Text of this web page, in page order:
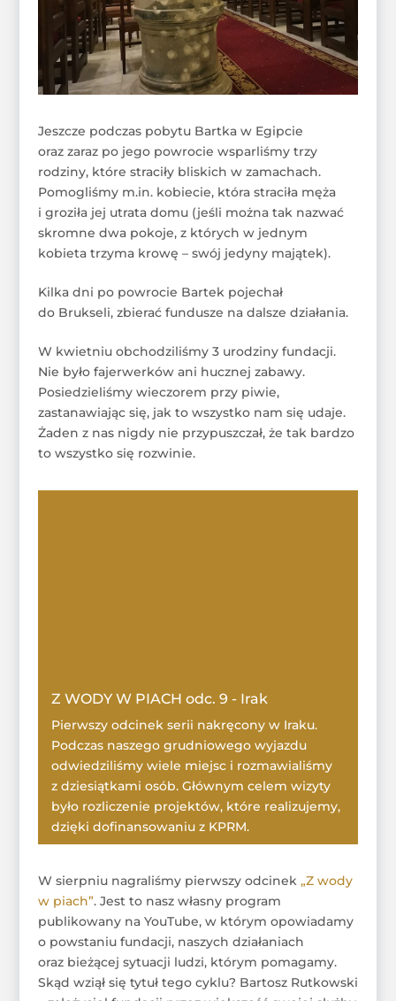
Jeszcze podczas pobytu Bartka w Egipcie
oraz zaraz po jego powrocie wsparliśmy trzy
rodziny, które straciły bliskich w zamachach.
Pomogliśmy m.in. kobiecie, która straciła męża
i groziła jej utrata domu (jeśli można tak nazwać
skromne dwa pokoje, z których w jednym
kobieta trzyma krowę – swój jedyny majątek).
Kilka dni po powrocie Bartek pojechał
do Brukseli, zbierać fundusze na dalsze działania.
W kwietniu obchodziliśmy 3 urodziny fundacji.
Nie było fajerwerków ani hucznej zabawy.
Posiedzieliśmy wieczorem przy piwie,
zastanawiając się, jak to wszystko nam się udaje.
Żaden z nas nigdy nie przypuszczał, że tak bardzo
to wszystko się rozwinie.
Z WODY W PIACH odc. 9 - Irak
Pierwszy odcinek serii nakręcony w Iraku.
Podczas naszego grudniowego wyjazdu
odwiedziliśmy wiele miejsc i rozmawialiśmy
z dziesiątkami osób. Głównym celem wizyty
było rozliczenie projektów, które realizujemy,
dzięki dofinansowaniu z KPRM.
OGLĄDAJ
W sierpniu nagraliśmy pierwszy odcinek „Z wody
w piach”. Jest to nasz własny program
publikowany na YouTube, w którym opowiadamy
o powstaniu fundacji, naszych działaniach
oraz bieżącej sytuacji ludzi, którym pomagamy.
Skąd wziął się tytuł tego cyklu? Bartosz Rutkowski